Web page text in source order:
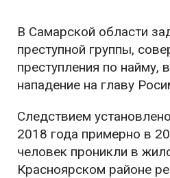
В Самарской области
преступной группы,
преступления по найму,
нападение на главу
Следствием
2018 года примерно в
человек проникли в
Красноярском районе